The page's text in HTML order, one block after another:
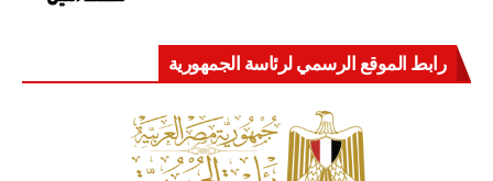
رابط الموقع الرسمي لرئاسة الجمهورية